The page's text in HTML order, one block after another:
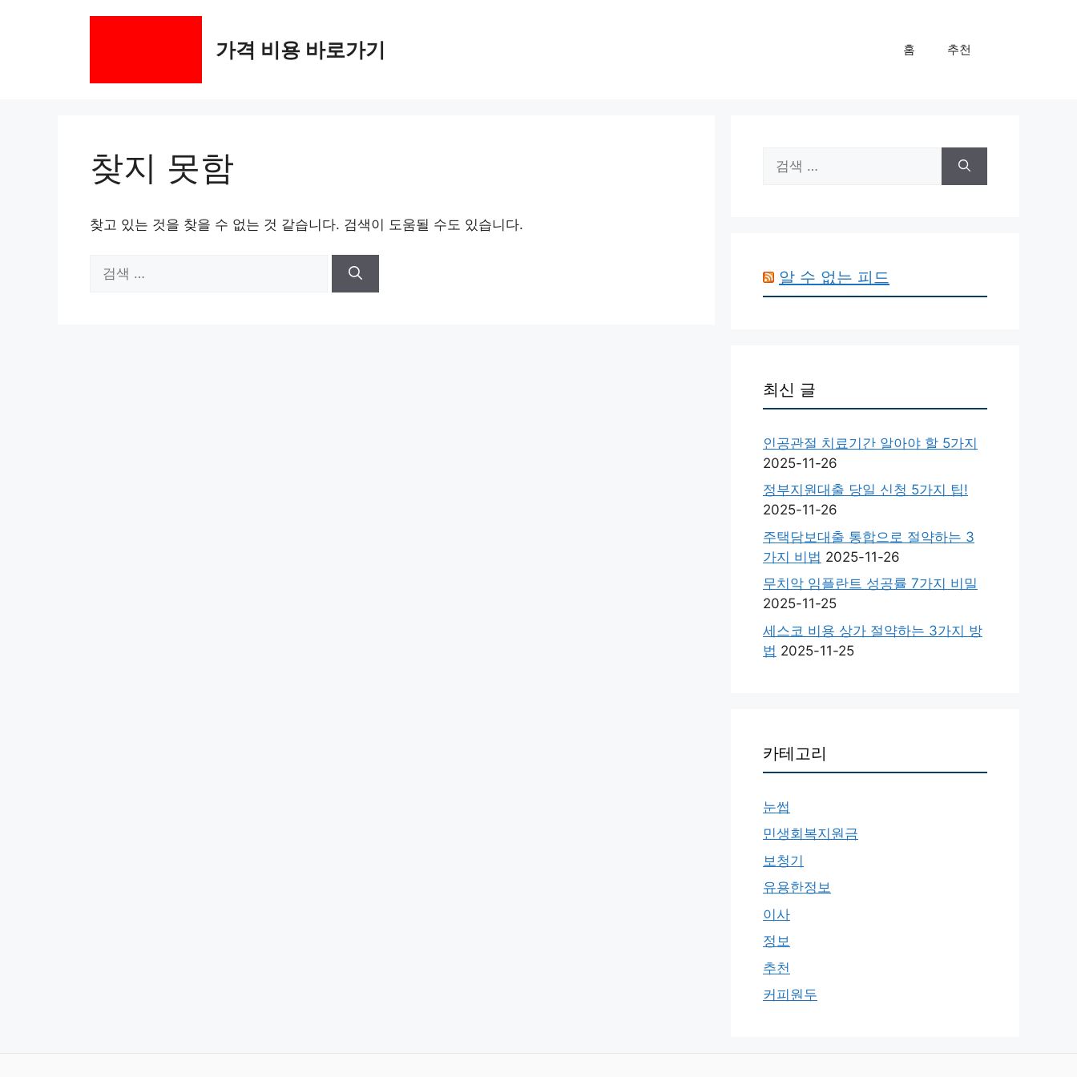
가격 비용 바로가기 홈 추천
찾지 못함
찾고 있는 것을 찾을 수 없는 것 같습니다. 검색이 도움될 수도 있습니다.
색:
색:
알 수 없는 피드
최신 글
인공관절 치료기간 알아야 할 5가지
2025-11-26
정부지원대출 당일 신청 5가지 팁!
2025-11-26
주택담보대출 통합으로 절약하는 3
가지 비법 2025-11-26
무치악 임플란트 성공률 7가지 비밀
2025-11-25
세스코 비용 상가 절약하는 3가지 방
법 2025-11-25
카테고리
눈썹
민생회복지원금
보청기
유용한정보
이사
정보
추천
커피원두